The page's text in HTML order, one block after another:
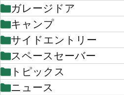
ガレージドア
キャンプ
サイドエントリー
スペースセーバー
トピックス
ニュース